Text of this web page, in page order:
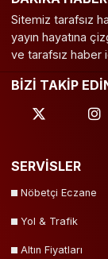
Sitemiz tarafsız
yayın hayatına
ve tarafsız haber
BİZİ TAKİP
SERVİSLER
Nöbetçi Eczane
Yol & Trafik
Altın Fiyatları